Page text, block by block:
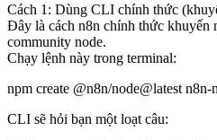
Cách 1: Dùng CLI chính thức
Đây là cách n8n chính thức khuyến
community node.
Chạy lệnh này trong terminal:
npm create @n8n/node@latest n8n-
CLI sẽ hỏi bạn một loạt câu: